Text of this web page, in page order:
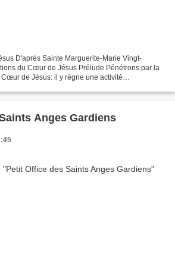
D'après Sainte Marguerite-Marie Vingt-
du Cœur de Jésus Prélude Pénétrons par la
de Jésus: il y règne une activité
Anges Gardiens